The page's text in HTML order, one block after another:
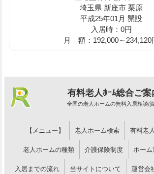
埼玉県 新座市 栗原
平成25年01月 開設
入居時：0円
月 額：192,000～234,120
有料老人ﾎｰﾑ総合ご案
全国の老人ホームの無料入居相談/
【メニュー】 老人ホーム検索 有料老
老人ホームの種類 介護保険制度 ホーム
入居までの流れ 当サイトについて 運営会